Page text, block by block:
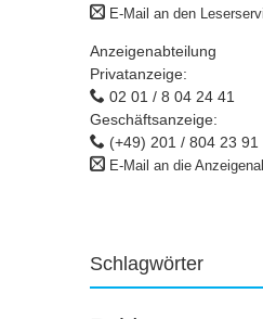
E-Mail an den
Anzeigenabteilung
Privatanzeige:
02 01 / 8 04 24 41
Geschäftsanzeige:
(+49) 201 / 804 23 91
E-Mail an die
Schlagwörter